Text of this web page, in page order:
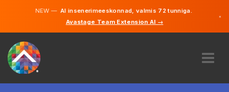
NEW —AI insenerimeeskonnad, valmis 72 tunniga.
Avastage Team Extension AI →
×